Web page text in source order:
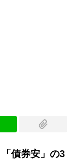
債券安」の3